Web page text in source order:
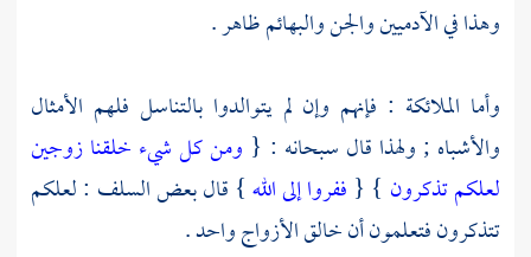
وهذا في الآدميين والجن والبهائم ظاهر .
وأما الملائكة : فإنهم وإن لم يتوالدوا بالتناسل فلهم الأمثال
والأشباه ; ولهذا قال سبحانه : { ومن كل شيء خلقنا زوجين
لعلكم تذكرون } { ففروا إلى الله} قال بعضالسلف : لعلكم
تتذكرون فتعلمون أن خالق الأزواج واحد .